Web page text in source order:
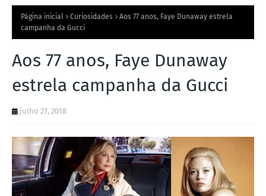
L
M
A
O
A
Página inicial Curiosidades
Aos 77 anos, Faye Dunaway estrela
campanha da Gucci
Aos 77 anos, Faye Dunaway
estrela campanha da Gucci
julho 27, 2018